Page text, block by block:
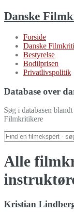
Danske
Forside
Danske
Bestyrelse
Bodilprisen
Privatlivspolitik
Database over
Søg i databasen
Filmkritikere
Alle
Kristian